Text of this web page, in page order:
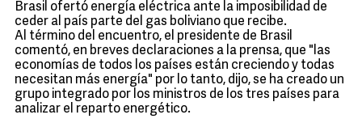
Brasil ofertó energía eléctrica ante la imposibilidad de
ceder al país parte del gas boliviano que recibe.
Al término del encuentro, el presidente de Brasil
comentó, en breves declaraciones a la prensa, que "las
economías de todos los países están creciendo y todas
necesitan más energía" por lo tanto, dijo, se ha creado un
grupo integrado por los ministros de los tres países para
analizar el reparto energético.